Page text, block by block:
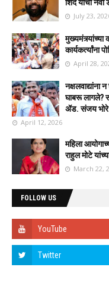
शिंदे यांचा नवा
July 23,
मुख्यमंत्र्यांच्या
कार्यकर्त्यांना
April 28,
नक्षलवाद्यांना
घाबरू लागले?
ॲड. संजय भोरे
April 12, 2026
महिला
राहुल मोटे
March 22,
FOLLOW US